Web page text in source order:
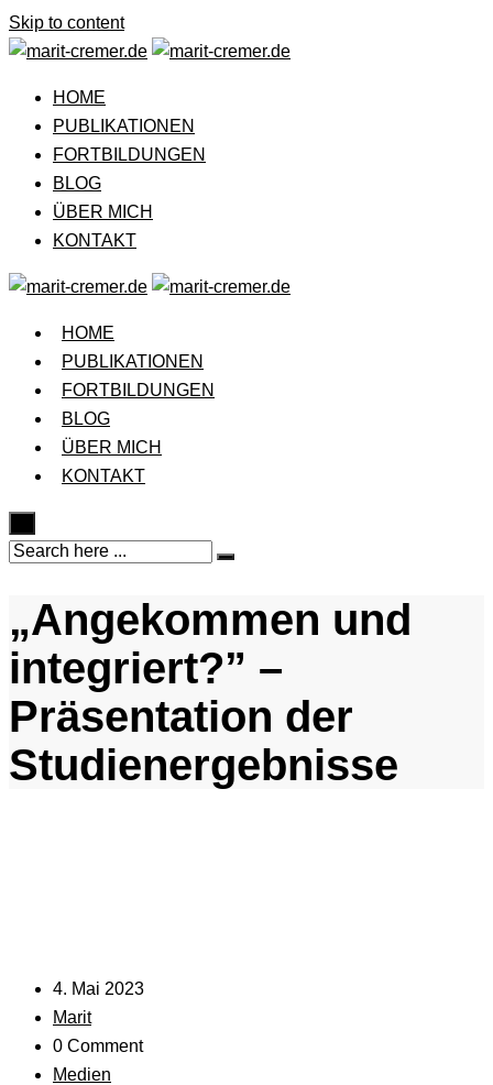
Skip to content
HOME
PUBLIKATIONEN
FORTBILDUNGEN
BLOG
ÜBER MICH
KONTAKT
HOME
PUBLIKATIONEN
FORTBILDUNGEN
BLOG
ÜBER MICH
KONTAKT
„Angekommen und
integriert?” –
Präsentation der
Studienergebnisse
4. Mai 2023
Marit
0 Comment
Medien